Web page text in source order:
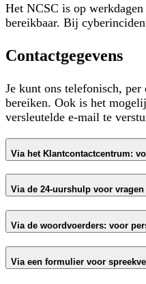
Het NCSC is op
bereikbaar. Bij
Contactgegevens
Je kunt ons telefonisch,
bereiken. Ook is het
versleutelde e-mail te
Via het Klantcontactcentrum:
Via de 24-uurshulp voor vragen
Via de woordvoerders: voor
Via een formulier voor